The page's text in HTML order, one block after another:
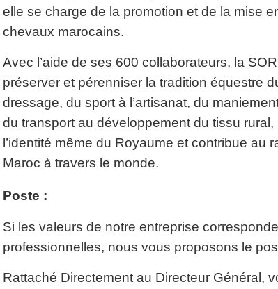
elle se charge de la promotion et de la mise
chevaux marocains.
Avec l’aide de ses 600 collaborateurs, la
préserver et pérenniser la tradition équestre
dressage, du sport à l’artisanat, du
du transport au développement du tissu rural,
l’identité même du Royaume et contribue au
Maroc à travers le monde.
Poste :
Si les valeurs de notre entreprise
professionnelles, nous vous proposons le
Rattaché Directement au Directeur Général,